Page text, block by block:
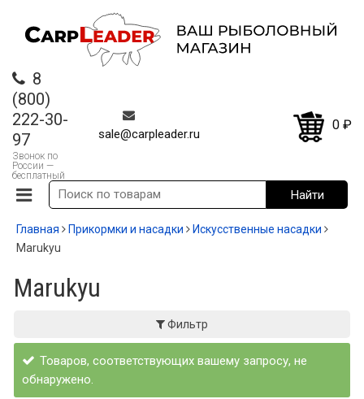
8
(800)
222-30-
97
Звонок по
России —
бесплатный
sale@carpleader.ru
0 ₽
Главная Прикормки и насадки
Искусственные насадки
Marukyu
Marukyu
Фильтр
Товаров, соответствующих вашему запросу, не
обнаружено.